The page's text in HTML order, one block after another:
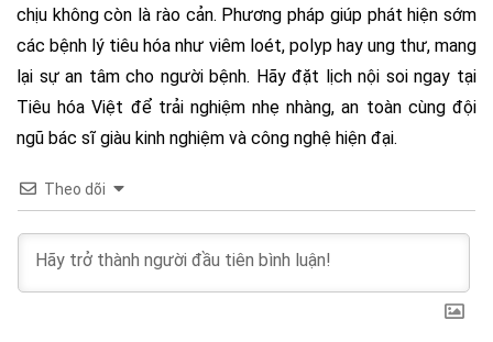
chịu không còn là rào cản. Phương pháp giúp phát hiện sớm
các bệnh lý tiêu hóa như viêm loét, polyp hay ung thư, mang
lại sự an tâm cho người bệnh. Hãy đặt lịch nội soi ngay tại
Tiêu hóa Việt để trải nghiệm nhẹ nhàng, an toàn cùng đội
ngũ bác sĩ giàu kinh nghiệm và công nghệ hiện đại.
Theo dõi